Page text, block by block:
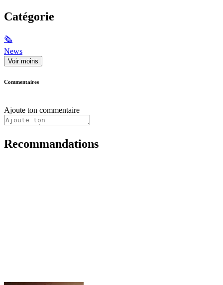
Catégorie
🗞
News
Voir moins
Commentaires
Ajoute ton commentaire
Recommandations